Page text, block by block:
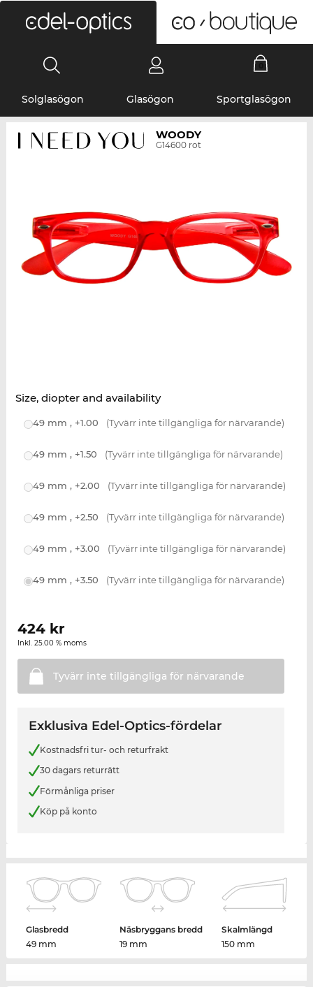
Solglasögon Glasögon Sportglasögon
WOODY
G14600 rot
Size, diopter and availability
49 mm , +1.00 (Tyvärr inte tillgängliga för närvarande)
49 mm , +1.50 (Tyvärr inte tillgängliga för närvarande)
49 mm , +2.00 (Tyvärr inte tillgängliga för närvarande)
49 mm , +2.50 (Tyvärr inte tillgängliga för närvarande)
49 mm , +3.00 (Tyvärr inte tillgängliga för närvarande)
49 mm , +3.50 (Tyvärr inte tillgängliga för närvarande)
424kr
Inkl. 25.00 % moms
Tyvärr inte tillgängliga för närvarande
Exklusiva Edel-Optics-fördelar
Kostnadsfri tur- och returfrakt
30 dagars returrätt
Förmånliga priser
Köp på konto
Glasbredd
49 mm
Näsbryggans bredd
19 mm
Skalmlängd
150 mm